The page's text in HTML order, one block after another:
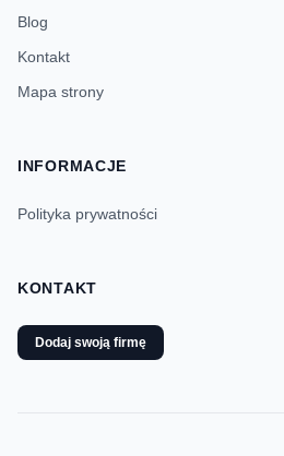
Blog
Kontakt
Mapa strony
INFORMACJE
Polityka prywatności
KONTAKT
Dodaj swoją firmę